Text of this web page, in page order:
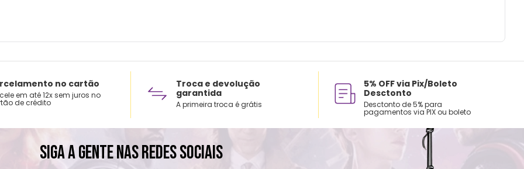
no cartão
em até 12x sem juros no
de crédito
Troca e devolução
garantida
A primeira troca é grátis
5% OFF via Pix/Boleto
Desctonto
Desctonto de 5% para
pagamentos via PIX ou boleto
SIGA A GENTE NAS REDES SOCIAIS